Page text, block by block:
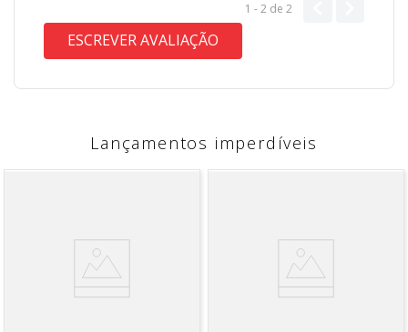
1 - 2 de 2
ESCREVER AVALIAÇÃO
Lançamentos imperdíveis